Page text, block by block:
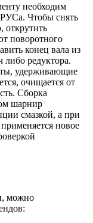
необходим
Чтобы снять
открутить
поворотного
конец вала из
либо редуктора.
удерживающие
очищается от
Сборка
шарнир
смазкой, а при
новое
можно